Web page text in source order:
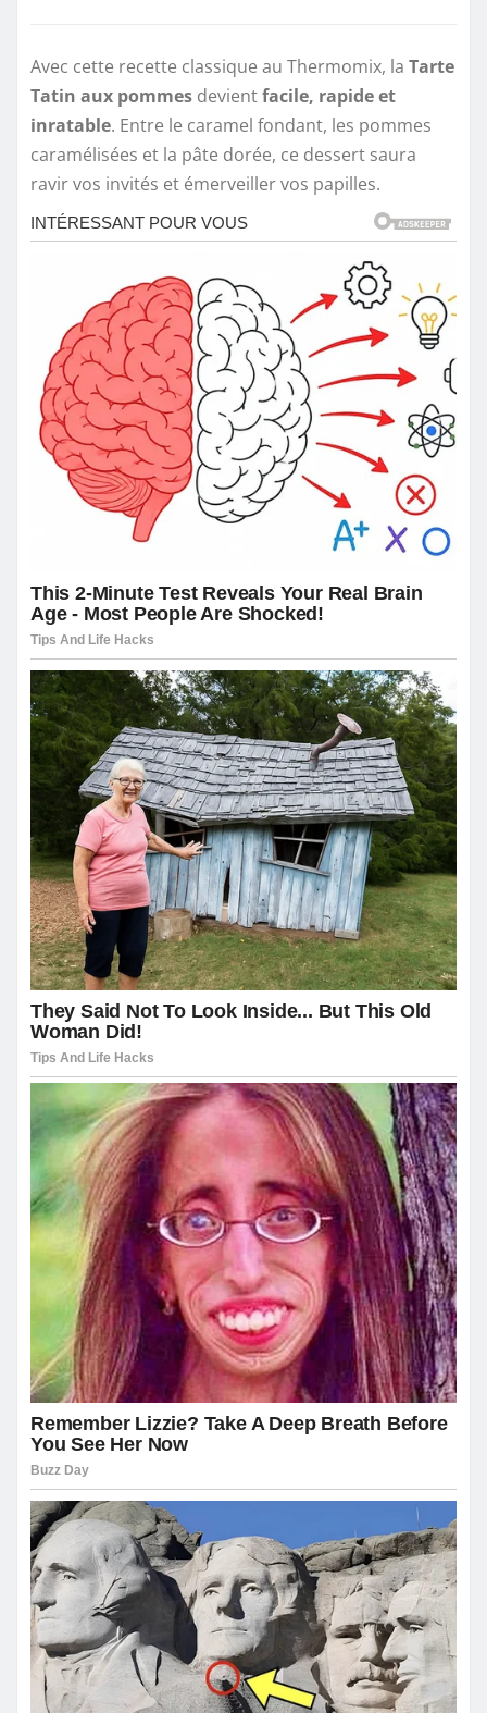
Avec cette recette classique au Thermomix, la Tarte
Tatin aux pommes devientfacile, rapide et
inratable. Entre le caramel fondant, les pommes
caramélisées et la pâte dorée, ce dessert saura
ravir vos invités et émerveiller vos papilles.